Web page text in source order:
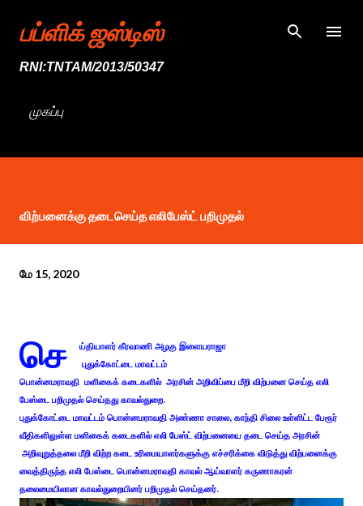
முதன்மை உள்ளடக்கத்திற்குச் செல்
பப்ளிக் ஜஸ்டிஸ்
RNI:TNTAM/2013/50347
முகப்பு
விற்பனைக்கு தடைசெய்த எலிபேஸ்ட் பறிமுதல்
மே 15, 2020
செ
ய்தியாளர் கீரவாணி அழகு இளையராஜா
புதுக்கோட்டை மாவட்டம்
பொன்னமராவதி மளிகைக் கடைகளில் அரசின் அறிவிப்பை மீறி விற்பனை செய்த எலி
பேஸ்டை பறிமுதல் செய்தது காவல்துறை.
புதுக்கோட்டை மாவட்டம் பொன்னமராவதி அண்ணா சாலை, காந்தி சிலை உள்ளிட்ட பேரூர்
வீதிகளிலுள்ள மளிகைக் கடைகளில் எலி பேஸ்ட் விற்பனையை தடை செய்த அரசின்
அறிவுறுத்தலை மீறி விற்ற கடை உரிமையாளர்களுக்கு எச்சரிக்கை விடுத்து விற்பனைக்கு
வைத்திருந்த எலி பேஸ்டை பொன்னமராவதி காவல் ஆய்வாளர் கருணாகரன்
தலைமையிலான காவல்துறையினர் பறிமுதல் செய்தனர்.